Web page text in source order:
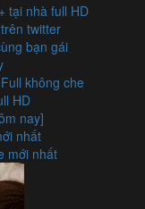
tại nhà full HD
twitter
bạn gái
không che
HD
nay]
nhất
mới nhất